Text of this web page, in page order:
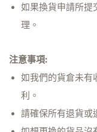
如果換貨申請所提
理。
注意事項:
如我們的貨倉未有
利。
請確保所有退貨或